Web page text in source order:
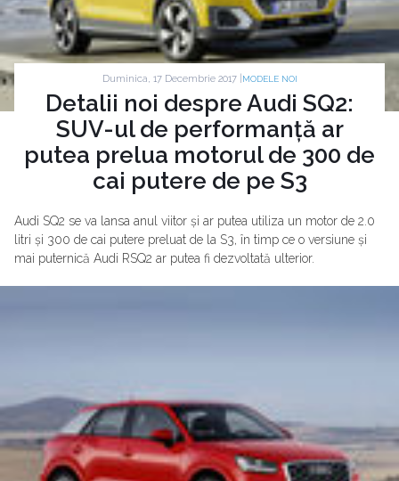
Duminica, 17 Decembrie 2017 | MODELE NOI
Detalii noi despre Audi SQ2:
SUV-ul de performanță ar
putea prelua motorul de 300 de
cai putere de pe S3
Audi SQ2 se va lansa anul viitor și ar putea utiliza un motor de 2.0
litri și 300 de cai putere preluat de la S3, în timp ce o versiune și
mai puternică Audi RSQ2 ar putea fi dezvoltată ulterior.